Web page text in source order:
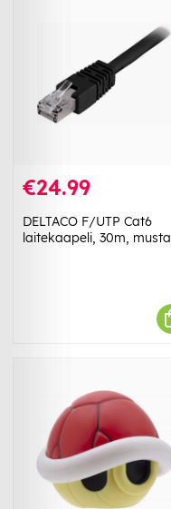
€24.99
DELTACO F/UTP Cat6
laitekaapeli, 30m, musta